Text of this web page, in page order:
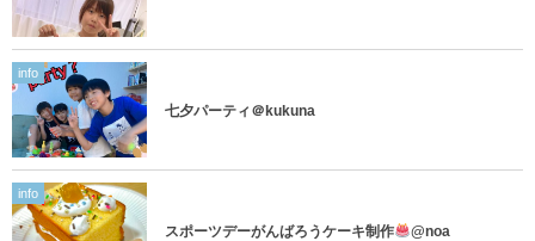
info
七夕パーティ＠kukuna
info
スポーツデーがんばろうケーキ制作 @noa